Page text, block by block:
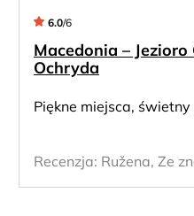
6.0/6
Macedonia –
Ochryda
Piękne miejsca,
Recenzja: Ružena, Ze